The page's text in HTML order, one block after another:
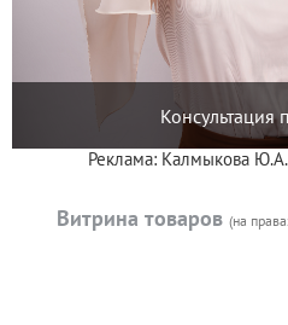
Консультация
Реклама: Калмыкова
Витрина товаров (на